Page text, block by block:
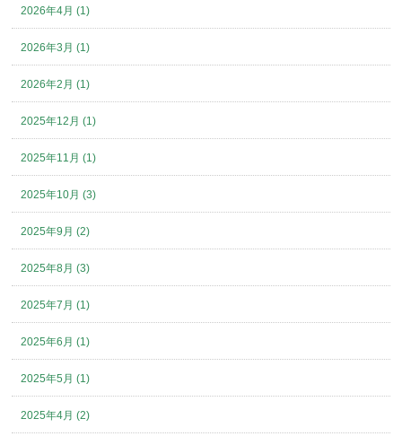
2026年4月 (1)
2026年3月 (1)
2026年2月 (1)
2025年12月 (1)
2025年11月 (1)
2025年10月 (3)
2025年9月 (2)
2025年8月 (3)
2025年7月 (1)
2025年6月 (1)
2025年5月 (1)
2025年4月 (2)